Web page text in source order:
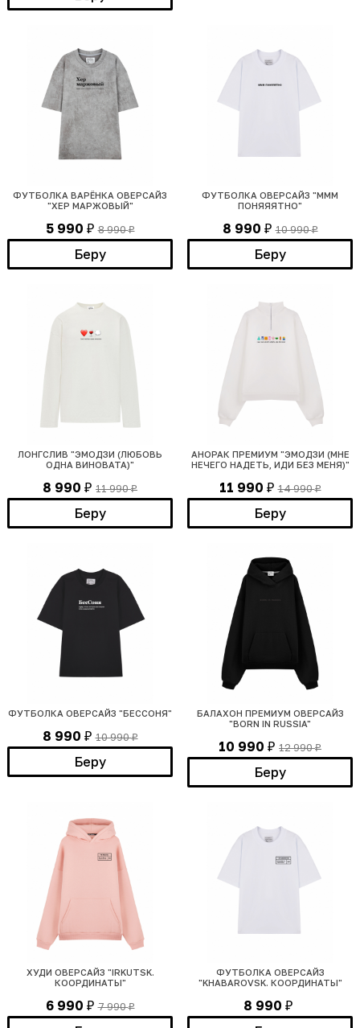
ФУТБОЛКА ВАРЁНКА ОВЕРСАЙЗ
"ХЕР МАРЖОВЫЙ"
5 990 ₽ 8 990₽
Беру
ФУТБОЛКА ОВЕРСАЙЗ "МММ
ПОНЯЯЯТНО"
8 990 ₽ 10 990₽
Беру
ЛОНГСЛИВ "ЭМОДЗИ (ЛЮБОВЬ
ОДНА ВИНОВАТА)"
8 990 ₽ 11 990₽
Беру
АНОРАК ПРЕМИУМ "ЭМОДЗИ (МНЕ
НЕЧЕГО НАДЕТЬ, ИДИ БЕЗ МЕНЯ)"
11 990 ₽ 14 990₽
Беру
ФУТБОЛКА ОВЕРСАЙЗ "БЕССОНЯ"
8 990 ₽ 10 990₽
Беру
БАЛАХОН ПРЕМИУМ ОВЕРСАЙЗ
"BORN IN RUSSIA"
10 990 ₽ 12 990₽
Беру
ХУДИ ОВЕРСАЙЗ "IRKUTSK.
КООРДИНАТЫ"
6 990 ₽ 7 990₽
ФУТБОЛКА ОВЕРСАЙЗ
"KHABAROVSK. КООРДИНАТЫ"
8 990 ₽